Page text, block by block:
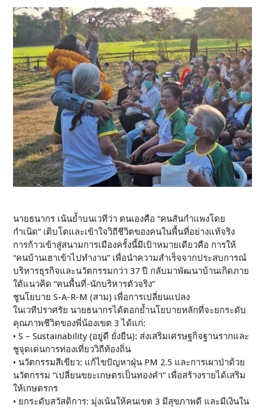
นายธนากร เน้นย้ำบนเวทีว่า ตนเองคือ “คนสันกำแพงโดย
กำเนิด” เติบโตและเข้าใจวิถีชีวิตของคนในพื้นที่อย่างแท้จริง
การก้าวเข้าสู่สนามการเมืองครั้งนี้มีเป้าหมายเดียวคือ การให้
“คนบ้านเฮาเข้าไปทำงาน” เพื่อนำความสำเร็จจากประสบการณ์
บริหารธุรกิจและนวัตกรรมกว่า 37 ปี กลับมาพัฒนาบ้านเกิดภาย
ใต้แนวคิด “คนพื้นที่-นักบริหารตัวจริง”
ชูนโยบาย S-A-R-M (สาม) เพื่อการเปลี่ยนแปลง
ในเวทีปราศรัย นายธนากรได้ตอกย้ำนโยบายหลักที่จะยกระดับ
คุณภาพชีวิตของพี่น้องเขต 3 ได้แก่:
• S – Sustainability (อยู่ดี ยั่งยืน): ส่งเสริมเศรษฐกิจฐานรากและ
ชูจุดเด่นการท่องเที่ยววิถีท้องถิ่น
• นวัตกรรมสีเขียว: แก้ไขปัญหาฝุ่น PM 2.5 และการเผาป่าด้วย
นวัตกรรม “เปลี่ยนขยะเกษตรเป็นทองคำ” เพื่อสร้างรายได้เสริม
ให้เกษตรกร
• ยกระดับสวัสดิการ: มุ่งเน้นให้คนเขต 3 มีสุขภาพดี และมีเงินใน